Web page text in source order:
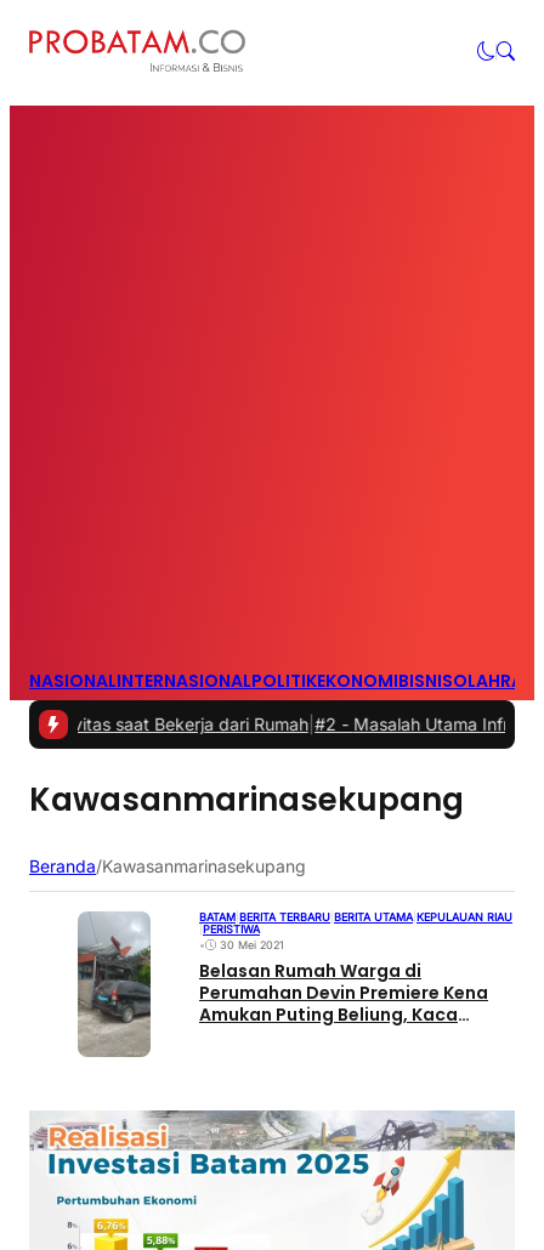
NASIONALINTERNASIONALPOLITIKEKONOMIBISNIS
saat Bekerja dari Rumah |#2 -Masalah Utama Infrastruktur
Kawasanmarinasekupang
Beranda/Kawasanmarinasekupang
BATAM BERITA TERBARU BERITA UTAMA KEPULAUAN RIAU
PERISTIWA
•
30 Mei 2021
Belasan Rumah Warga di
Perumahan Devin Premiere Kena
Amukan Puting Beliung, Kaca